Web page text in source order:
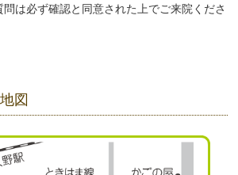
は必ず確認と同意された上でご来院くださ
図